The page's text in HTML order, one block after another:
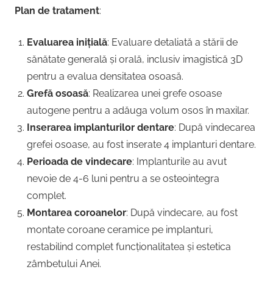
Plan de tratament:
Evaluarea inițială: Evaluare detaliată a stării de
sănătate generală și orală, inclusiv imagistică 3D
pentru a evalua densitatea osoasă.
Grefă osoasă: Realizarea unei grefe osoase
autogene pentru a adăuga volum osos în maxilar.
Inserarea implanturilor dentare: După vindecarea
grefei osoase, au fost inserate 4 implanturi dentare.
Perioada de vindecare: Implanturile au avut
nevoie de 4-6 luni pentru a se osteointegra
complet.
Montarea coroanelor: După vindecare, au fost
montate coroane ceramice pe implanturi,
restabilind complet funcționalitatea și estetica
zâmbetului Anei.